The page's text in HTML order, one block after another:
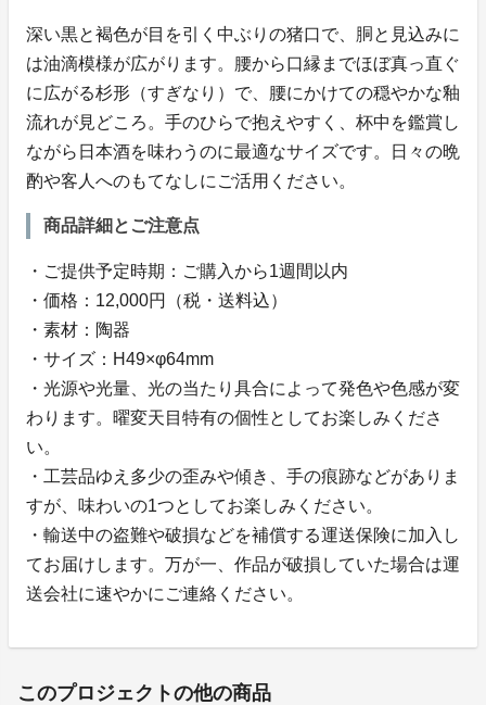
深い黒と褐色が目を引く中ぶりの猪口で、胴と見込みに
は油滴模様が広がります。腰から口縁までほぼ真っ直ぐ
に広がる杉形（すぎなり）で、腰にかけての穏やかな釉
流れが見どころ。手のひらで抱えやすく、杯中を鑑賞し
ながら日本酒を味わうのに最適なサイズです。日々の晩
酌や客人へのもてなしにご活用ください。
商品詳細とご注意点
・ご提供予定時期：ご購入から1週間以内
・価格：12,000円（税・送料込）
・素材：陶器
・サイズ：H49×φ64mm
・光源や光量、光の当たり具合によって発色や色感が変
わります。曜変天目特有の個性としてお楽しみくださ
い。
・工芸品ゆえ多少の歪みや傾き、手の痕跡などがありま
すが、味わいの1つとしてお楽しみください。
・輸送中の盗難や破損などを補償する運送保険に加入し
てお届けします。万が一、作品が破損していた場合は運
送会社に速やかにご連絡ください。
このプロジェクトの他の商品